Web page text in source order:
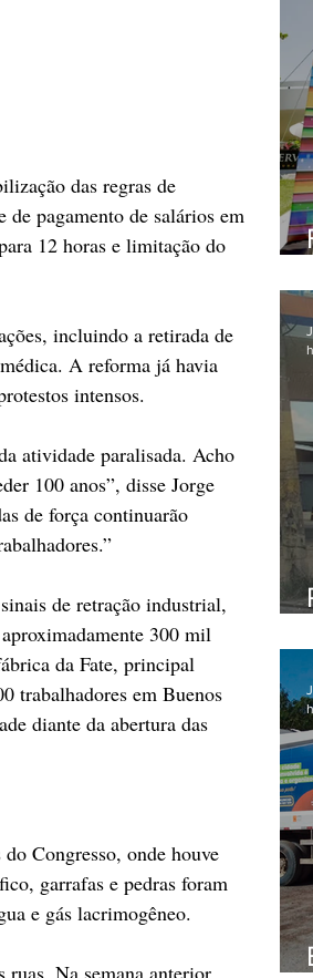
das regras de
pagamento de salários em
12 horas e limitação do
incluindo a retirada de
A reforma já havia
intensos.
atividade paralisada. Acho
100 anos”, disse Jorge
de força continuarão
de retração industrial,
300 mil
da Fate, principal
trabalhadores em Buenos
diante da abertura das
Congresso, onde houve
garrafas e pedras foram
e gás lacrimogêneo.
Na semana anterior,